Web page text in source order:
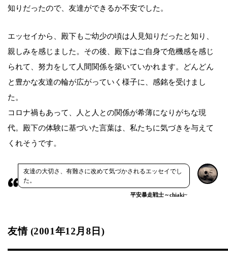
知りだったので、友達ができるか不安でした。
エッセイから、殿下もご幼少の頃は人見知りだったと知り、
親しみを感じました。その後、殿下はご自身で危機感を感じ
られて、努力をして人間関係を築いていかれます。どんどん
と豊かな友達の輪が広がっていく様子に、感銘を受けまし
た。
コロナ禍もあって、人と人との関係が希薄になりがちな現
代。殿下の体験に基づいた言葉は、私たちに気づきを与えて
くれそうです。
友達の大切さ、有難さに改めて気づかされるエッセイでし
た。
平安暴走戦士～chiaki~
友情 (2001年12月8日)